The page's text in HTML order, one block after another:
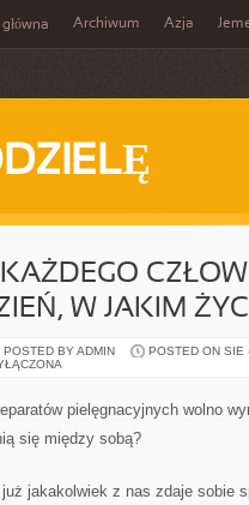
Archiwum Azja
W JAKIM
POSTED BY ADMIN POSTED ON SIE
pielęgnacyjnych wolno
się między sobą?
jakakolwiek z nas zdaje sobie